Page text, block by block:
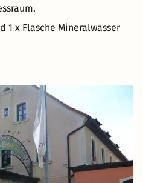
1 x Flasche Mineralwasser